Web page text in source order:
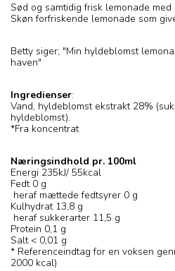
Sød og samtidig frisk lemonade
Skøn forfriskende lemonade som
Betty siger; "Min hyldeblomst
haven"
Ingredienser:
Vand, hyldeblomst ekstrakt 28%
hyldeblomst).
*Fra koncentrat
Næringsindhold pr. 100ml
Energi 235kJ/ 55kcal
Fedt 0 g
heraf mættede fedtsyrer 0 g
Kulhydrat 13,8 g
heraf sukkerarter 11,5 g
Protein 0,1 g
Salt < 0,01 g
* Referenceindtag for en voksen
2000 kcal)